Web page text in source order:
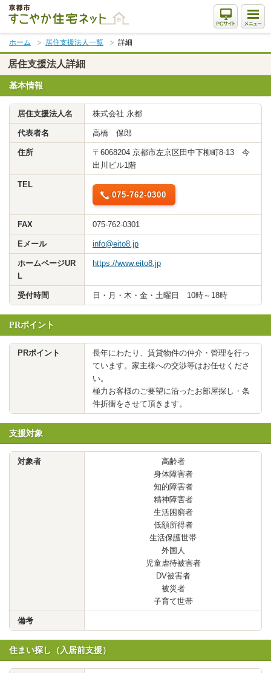
本
文
ま
で
ス
キ
ッ
ホーム 居住支援法人一覧 詳細
居住支援法人詳細
基本情報
居住支援法人名 株式会社 永都
代表者名 高橋 保郎
住所
〒6068204 京都市左京区田中下柳町8-13 今
出川ビル1階
TEL
075-762-0300
FAX 075-762-0301
Eメール info@eito8.jp
ホームページUR
L
https://www.eito8.jp
受付時間 日・月・木・金・土曜日 10時～18時
PRポイント
PRポイント
長年にわたり、賃貸物件の仲介・管理を行っ
ています。家主様への交渉等はお任せくださ
い。
極力お客様のご要望に沿ったお部屋探し・条
件折衝をさせて頂きます。
支援対象
対象者
高齢者
身体障害者
知的障害者
精神障害者
生活困窮者
低額所得者
生活保護世帯
外国人
児童虐待被害者
DV被害者
被災者
子育て世帯
備考
住まい探し（入居前支援）